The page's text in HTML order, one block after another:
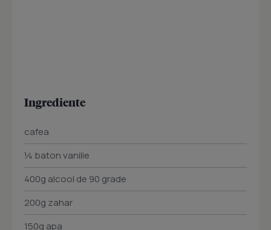
Ingrediente
cafea
¼ baton vanilie
400g alcool de 90 grade
200g zahar
150g apa